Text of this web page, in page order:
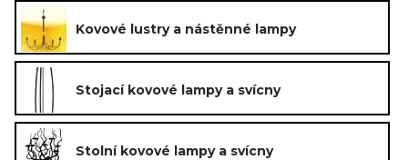
Kovové lustry a nástěnné lampy
Stojací kovové lampy a svícny
Stolní kovové lampy a svícny